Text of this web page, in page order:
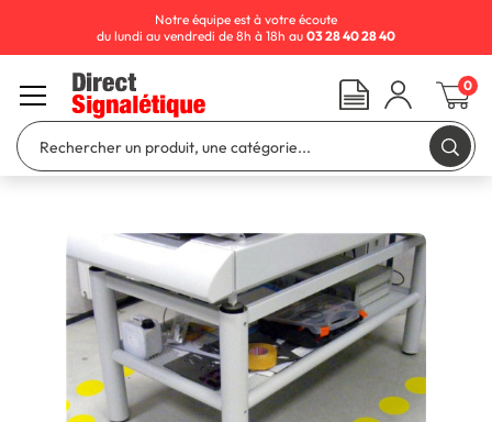
Notre équipe est à votre écoute
du lundi au vendredi de 8h à 18h au 03 28 40 28 40
0